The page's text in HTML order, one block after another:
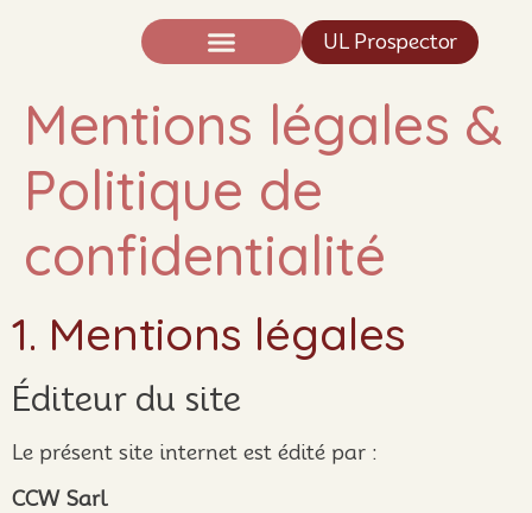
UL Prospector
Mentions légales &
Politique de
confidentialité
1. Mentions légales
Éditeur du site
Le présent site internet est édité par :
CCW Sarl